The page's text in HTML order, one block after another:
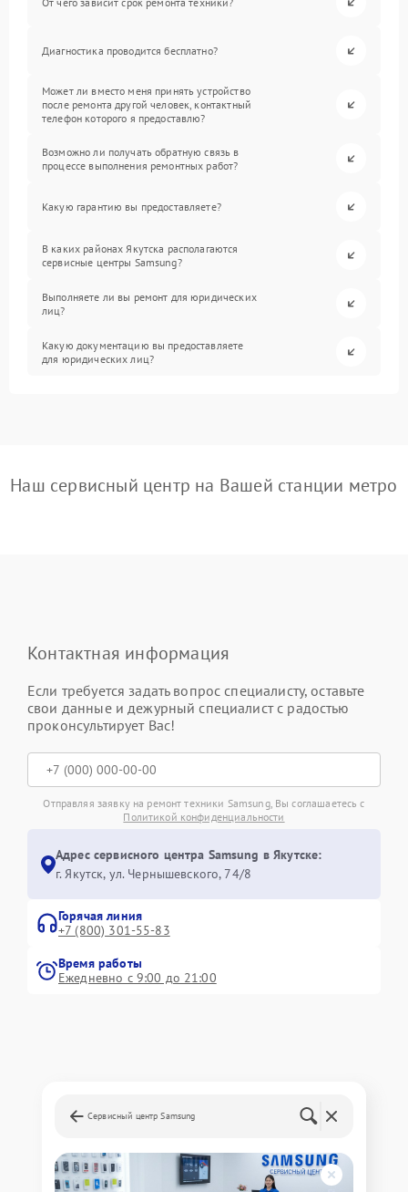
Диагностика проводится бесплатно?
Может ли вместо меня принять устройство
после ремонта другой человек, контактный
телефон которого я предоставлю?
Возможно ли получать обратную связь в
процессе выполнения ремонтных работ?
Какую гарантию вы предоставляете?
В каких районах Якутска располагаются
сервисные центры Samsung?
Выполняете ли вы ремонт для юридических
лиц?
Какую документацию вы предоставляете
для юридических лиц?
Наш сервисный центр на Вашей станции метро
Контактная информация
Если требуется задать вопрос специалисту, оставьте
свои данные и дежурный специалист с радостью
проконсультирует Вас!
Отправляя заявку на ремонт техники Samsung, Вы соглашаетесь с
Политикой конфиденциальности
Адрес сервисного центра Samsung в Якутске:
г. Якутск, ул. Чернышевского, 74/8
Горячая линия
+7 (800) 301-55-83
Время работы
Ежедневно с 9:00 до 21:00
Сервисный центр Samsung